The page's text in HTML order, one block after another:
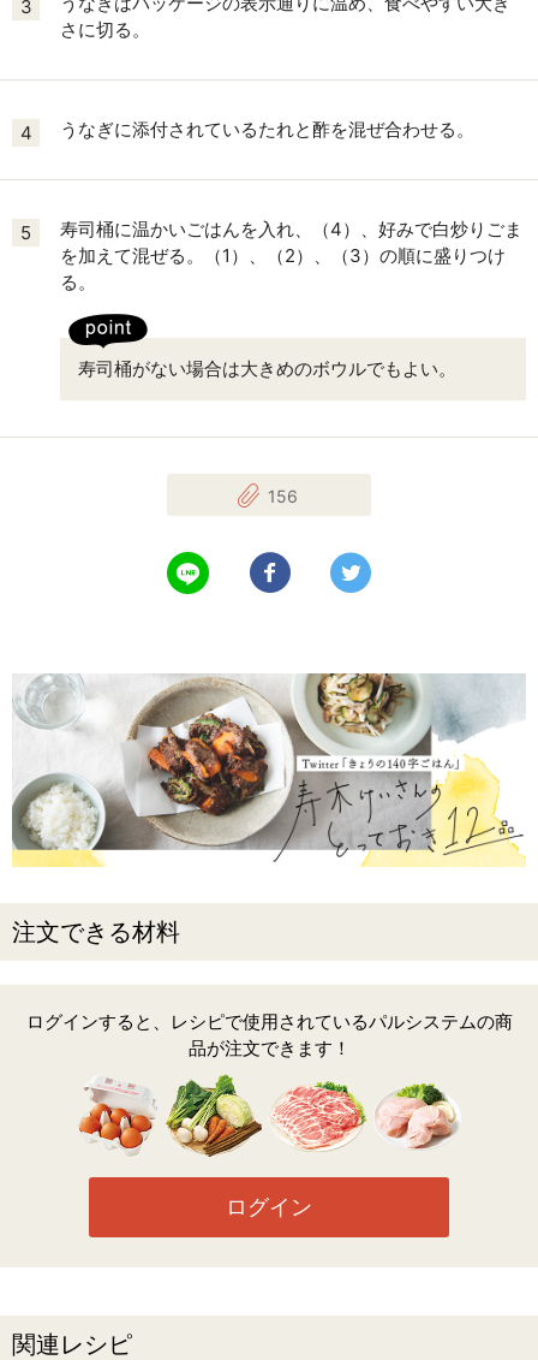
3
さに切る。
4 うなぎに添付されているたれと酢を混ぜ合わせる。
5
寿司桶に温かいごはんを入れ、（4）、好みで白炒りごま
を加えて混ぜる。（1）、（2）、（3）の順に盛りつけ
る。
寿司桶がない場合は大きめのボウルでもよい。
156
LINEで送る Facebookでシェアする
注文できる材料
ログインすると、レシピで使用されているパルシステムの商
品が注文できます！
ログイン
関連レシピ